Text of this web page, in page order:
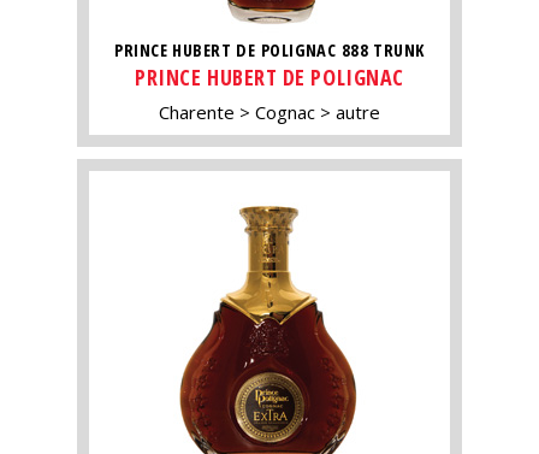
PRINCE HUBERT DE POLIGNAC 888 TRUNK
PRINCE HUBERT DE POLIGNAC
Charente Cognac autre